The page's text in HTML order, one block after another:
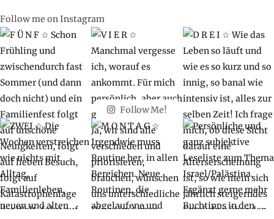
Follow me on Instagram
Follow Me!